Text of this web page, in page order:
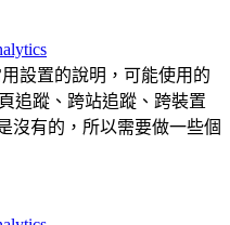
設置的說明，可能使用的
追蹤、跨站追蹤、跨裝置
沒有的，所以需要做一些個